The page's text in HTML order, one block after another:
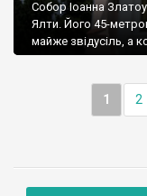
Собор Іоанна
Ялти. Його 45-
майже звідусіль, а
1 2